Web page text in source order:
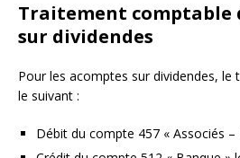
Traitement comptable
sur dividendes
Pour les acomptes sur dividendes,
le suivant :
Débit du compte 457 « Associés –